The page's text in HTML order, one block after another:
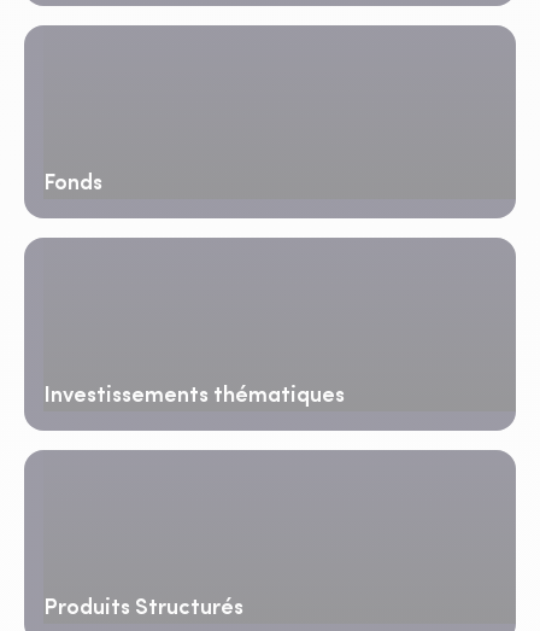
Fonds
Investissements thématiques
Produits Structurés